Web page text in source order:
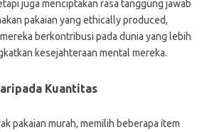
juga menciptakan rasa tanggung jawab
pakaian yang ethically produced,
berkontribusi pada dunia yang lebih
kesejahteraan mental mereka.
Kuantitas
pakaian murah, memilih beberapa item